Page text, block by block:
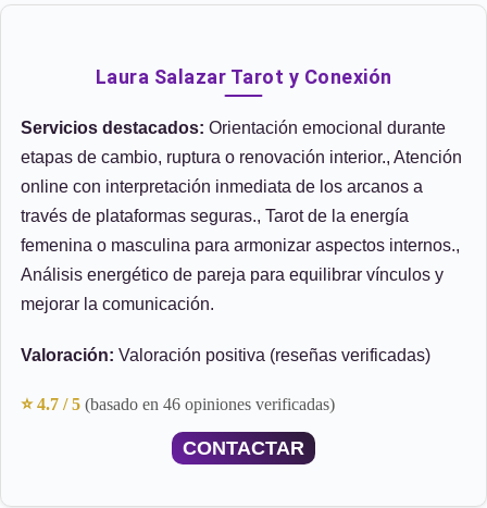
Laura Salazar Tarot y Conexión
Servicios destacados: Orientación emocional durante
etapas de cambio, ruptura o renovación interior., Atención
online con interpretación inmediata de los arcanos a
través de plataformas seguras., Tarot de la energía
femenina o masculina para armonizar aspectos internos.,
Análisis energético de pareja para equilibrar vínculos y
mejorar la comunicación.
Valoración: Valoración positiva (reseñas verificadas)
⭐ 4.7 / 5 (basado en 46 opiniones verificadas)
CONTACTAR